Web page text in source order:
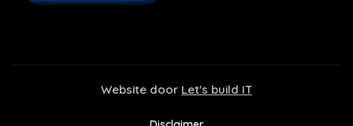
Website door Let's build IT